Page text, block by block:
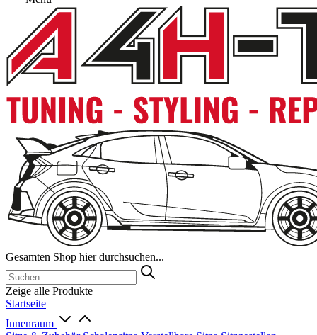
Gesamten Shop hier durchsuchen...
Zeige alle Produkte
Startseite
Innenraum